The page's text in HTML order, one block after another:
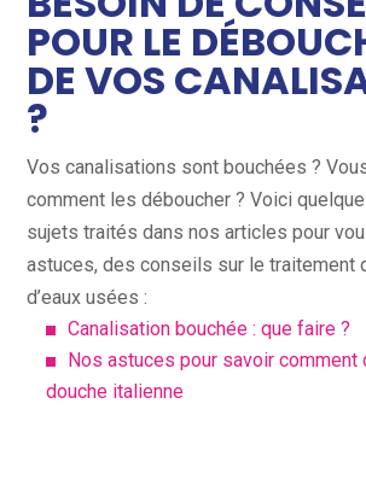
POUR LE
DE VOS
?
Vos canalisations sont bouchées ?
comment les déboucher ? Voici
sujets traités dans nos articles pour
astuces, des conseils sur le traitement
d’eaux usées :
Canalisation bouchée : que faire ?
Nos astuces pour savoir comment
douche italienne